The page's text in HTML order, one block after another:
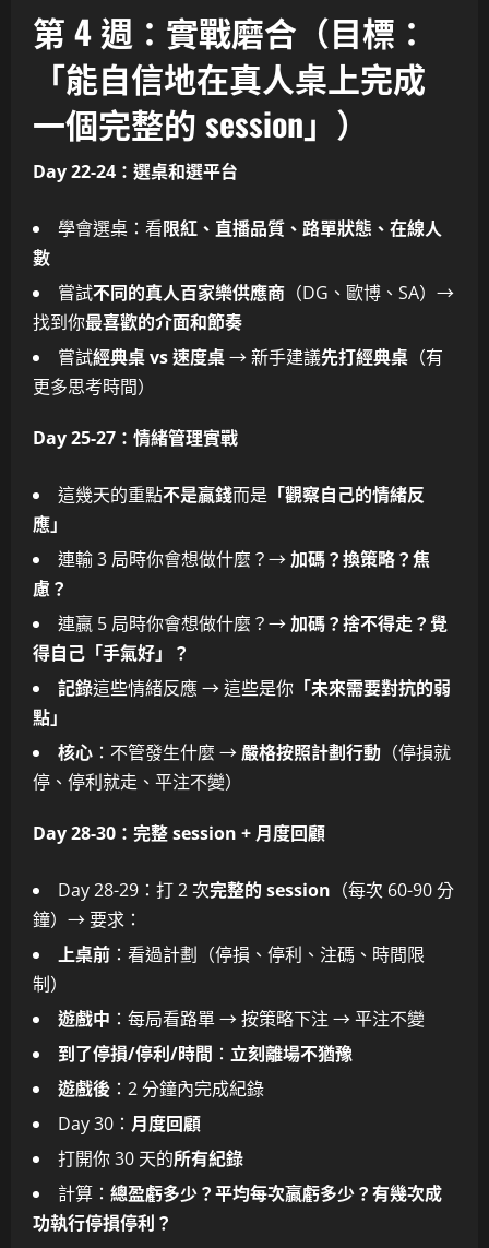
第 4 週：實戰磨合（目標：
「能自信地在真人桌上完成
一個完整的 session」）
Day 22-24：選桌和選平台
學會選桌：看限紅、直播品質、路單狀態、在線人
數
嘗試不同的真人百家樂供應商 （DG、歐博、SA）→
找到你最喜歡的介面和節奏
嘗試經典桌 vs 速度桌→ 新手建議先打經典桌 （有
更多思考時間）
Day 25-27：情緒管理實戰
這幾天的重點不是贏錢而是 「觀察自己的情緒反
應」
連輸 3 局時你會想做什麼？→加碼？換策略？焦
慮？
連贏 5 局時你會想做什麼？→加碼？捨不得走？覺
得自己「手氣好」？
記錄這些情緒反應 → 這些是你 「未來需要對抗的弱
點」
核心 ：不管發生什麼 → 嚴格按照計劃行動 （停損就
停、停利就走、平注不變）
Day 28-30：完整 session + 月度回顧
Day 28-29：打 2 次完整的 session （每次 60-90 分
鐘）→ 要求：
上桌前 ：看過計劃（停損、停利、注碼、時間限
制）
遊戲中 ：每局看路單 → 按策略下注 → 平注不變
到了停損/停利/時間 ： 立刻離場不猶豫
遊戲後 ：2 分鐘內完成紀錄
Day 30： 月度回顧
打開你 30 天的所有紀錄
計算： 總盈虧多少？平均每次贏虧多少？有幾次成
功執行停損停利？